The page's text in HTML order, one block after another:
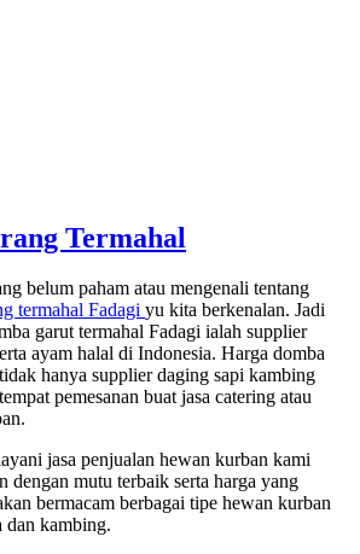
Termahal
belum paham atau mengenali tentang
termahal Fadagi yu kita berkenalan. Jadi
garut termahal Fadagi ialah supplier
ayam halal di Indonesia. Harga domba
hanya supplier daging sapi kambing
pemesanan buat jasa catering atau
jasa penjualan hewan kurban kami
dengan mutu terbaik serta harga yang
bermacam berbagai tipe hewan kurban
dan kambing.